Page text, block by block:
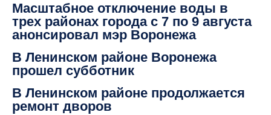
Масштабное отключение воды в
трех районах города с 7 по 9 августа
анонсировал мэр Воронежа
В Ленинском районе Воронежа
прошел субботник
В Ленинском районе продолжается
ремонт дворов